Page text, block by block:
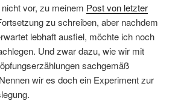
vor, zu meinem Post von letzter
zu schreiben, aber nachdem
lebhaft ausfiel, möchte ich noch
Und zwar dazu, wie wir mit
sachgemäß
wir es doch ein Experiment zur